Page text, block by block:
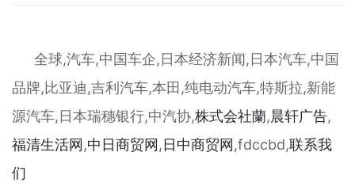
全球,汽车,中国车企,日本经济新闻,日本汽车,中国
品牌,比亚迪,吉利汽车,本田,纯电动汽车,特斯拉,新能
源汽车,日本瑞穗银行,中汽协,株式会社蘭,晨轩广告,
福清生活网,中日商贸网,日中商贸网,fdccbd,联系我
们